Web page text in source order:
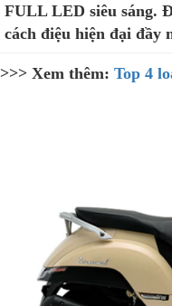
FULL LED siêu sáng.
cách điệu hiện đại đầy
>>> Xem thêm: Top 4